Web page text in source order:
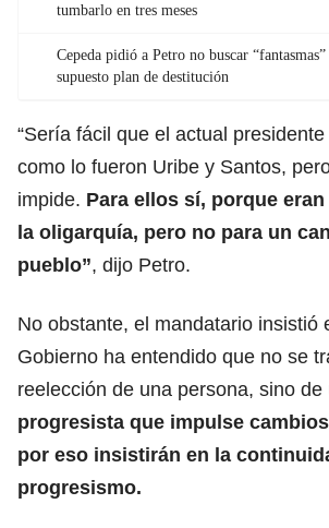
tumbarlo en tres meses
Cepeda pidió a Petro no buscar
supuesto plan de destitución
“Sería fácil que el actual
como lo fueron Uribe y Santos,
impide. Para ellos sí, porque
la oligarquía, pero no para un
pueblo”, dijo Petro.
No obstante, el mandatario insistió
Gobierno ha entendido que no se
reelección de una persona, sino de
progresista que impulse
por eso insistirán en la
progresismo.